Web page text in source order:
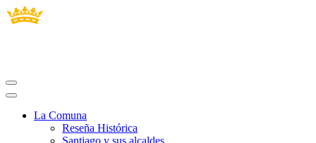
La Comuna
Reseña Histórica
Santiago y sus alcaldes